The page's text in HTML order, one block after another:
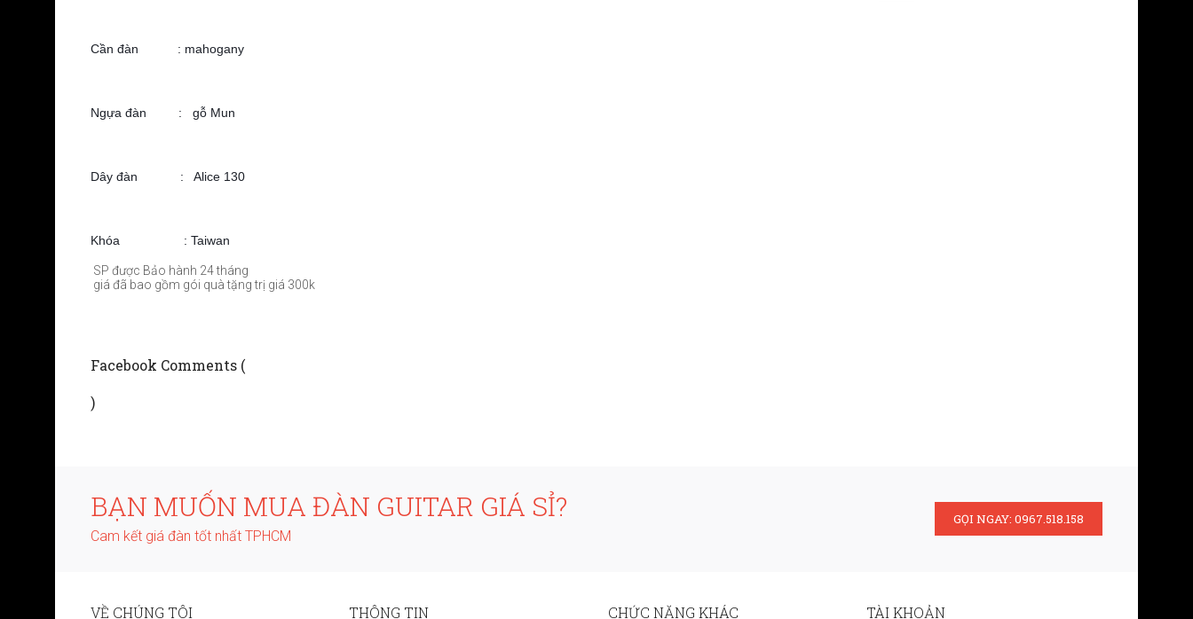
Cần đàn : mahogany
Ngựa đàn : gỗ Mun
Dây đàn : Alice 130
Khóa : Taiwan
SP được Bảo hành 24 tháng
giá đã bao gồm gói quà tặng trị giá 300k
Facebook Comments (
)
BẠN MUỐN MUA ĐÀN GUITAR GIÁ SỈ?
Cam kết giá đàn tốt nhất TPHCM
GỌI NGAY: 0967.518.158
VỀ CHÚNG TÔI THÔNG TIN CHỨC NĂNG KHÁC TÀI KHOẢN